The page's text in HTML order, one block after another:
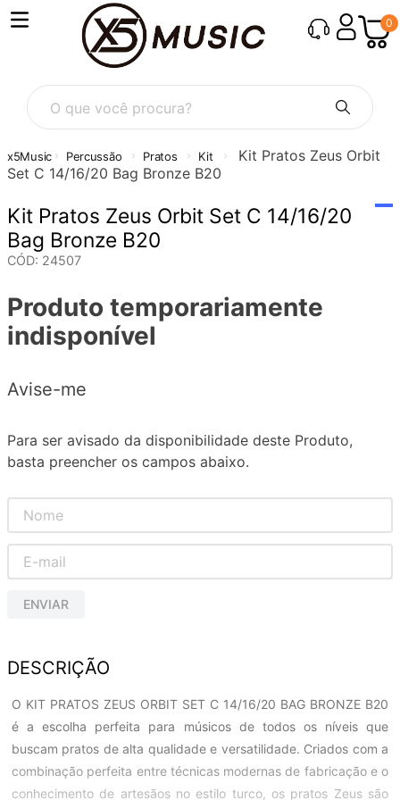
0
O que você procura?
Percussão Pratos Kit
Kit Pratos Zeus Orbit
Set C 14/16/20 Bag Bronze B20
Kit Pratos Zeus Orbit Set C 14/16/20
Bag Bronze B20
CÓD: 24507
Produto temporariamente
indisponível
Avise-me
Para ser avisado da disponibilidade deste Produto,
basta preencher os campos abaixo.
ENVIAR
DESCRIÇÃO
O KIT PRATOS ZEUS ORBIT SET C 14/16/20 BAG BRONZE B20
é a escolha perfeita para músicos de todos os níveis que
buscam pratos de alta qualidade e versatilidade. Criados com a
combinação perfeita entre técnicas modernas de fabricação e o
conhecimento de artesãos no estilo turco, os pratos Zeus são